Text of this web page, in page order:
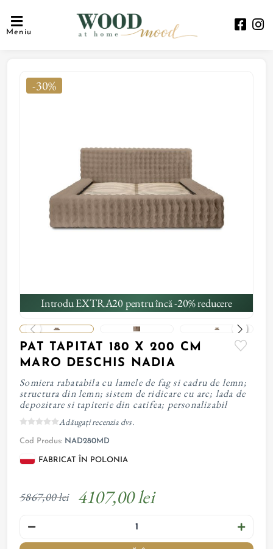
Meniu
-30%
Introdu EXTRA20 pentru încă -20% reducere
PAT TAPITAT 180 X 200 CM
MARO DESCHIS NADIA
Somiera rabatabila cu lamele de fag si cadru de lemn;
structura din lemn; sistem de ridicare cu arc; lada de
depozitare si tapiterie din catifea; personalizabil
Adăugați recenzia dvs.
Cod Produs: NAD280MD
FABRICAT ÎN POLONIA
5867,00 lei 4107,00 lei